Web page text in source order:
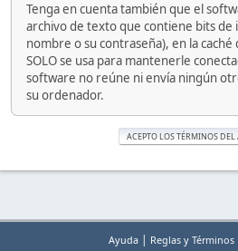
Tenga en cuenta también que el
archivo de texto que contiene bits de
nombre o su contraseña), en la caché
SOLO se usa para mantenerle
software no reúne ni envía ningún
su ordenador.
Ayuda | Reglas y Términos